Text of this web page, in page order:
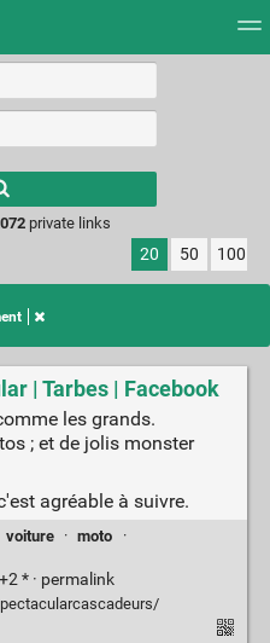
results.
private links
20 50 100
| Tarbes | Facebook
les grands.
; et de jolis monster
agréable à suivre.
voiture · moto
·
* · permalink